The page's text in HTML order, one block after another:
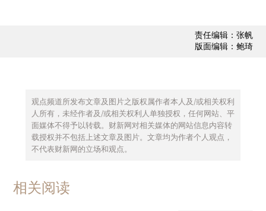
责任编辑：张帆
版面编辑：鲍琦
观点频道所发布文章及图片之版权属作者本人及/或相关权利
人所有，未经作者及/或相关权利人单独授权，任何网站、平
面媒体不得予以转载。财新网对相关媒体的网站信息内容转
载授权并不包括上述文章及图片。文章均为作者个人观点，
不代表财新网的立场和观点。
相关阅读